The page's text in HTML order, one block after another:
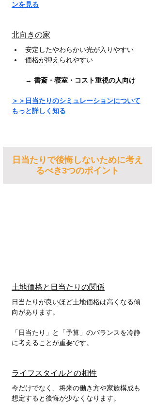
ンを見る
北向きの家
安定したやわらかい光が入りやすい
価格が抑えられやすい
→ 書斎・寝室・コスト重視の人向け
＞＞日当たりのシミュレーションについて
もっと詳しく知る
日当たりで後悔しないために考え
るべき3つのポイント
土地価格と日当たりの関係
日当たりが良いほど土地価格は高くなる傾
向があります。
「日当たり」と「予算」のバランスを冷静
に考えることが重要です。
ライフスタイルとの相性
今だけでなく、将来の働き方や家族構成も
想定すると後悔が少なくなります。